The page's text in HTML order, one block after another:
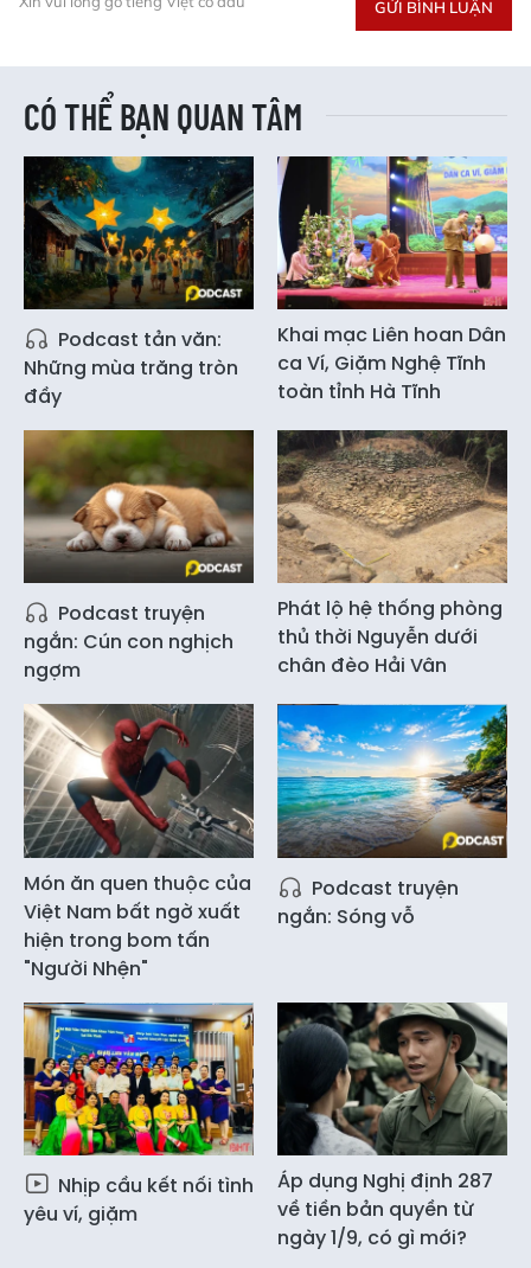
GỬI BÌNH LUẬN
CÓ THỂ BẠN QUAN TÂM
Podcast tản văn:
Những mùa trăng tròn
đầy
Khai mạc Liên hoan Dân
ca Ví, Giặm Nghệ Tĩnh
toàn tỉnh Hà Tĩnh
Podcast truyện
ngắn: Cún con nghịch
ngợm
Phát lộ hệ thống phòng
thủ thời Nguyễn dưới
chân đèo Hải Vân
Món ăn quen thuộc của
Việt Nam bất ngờ xuất
hiện trong bom tấn
"Người Nhện"
Podcast truyện
ngắn: Sóng vỗ
Nhịp cầu kết nối tình
yêu ví, giặm
Áp dụng Nghị định 287
về tiền bản quyền từ
ngày 1/9, có gì mới?